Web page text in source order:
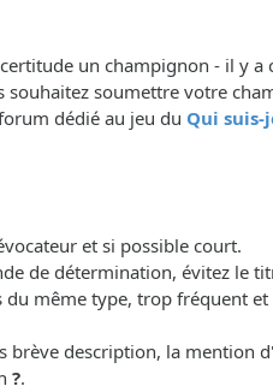
un champignon - il y
souhaitez soumettre votre
dédié au jeu du Qui suis-
et si possible court.
de détermination, évitez le
même type, trop fréquent et
brève description, la mention
?.